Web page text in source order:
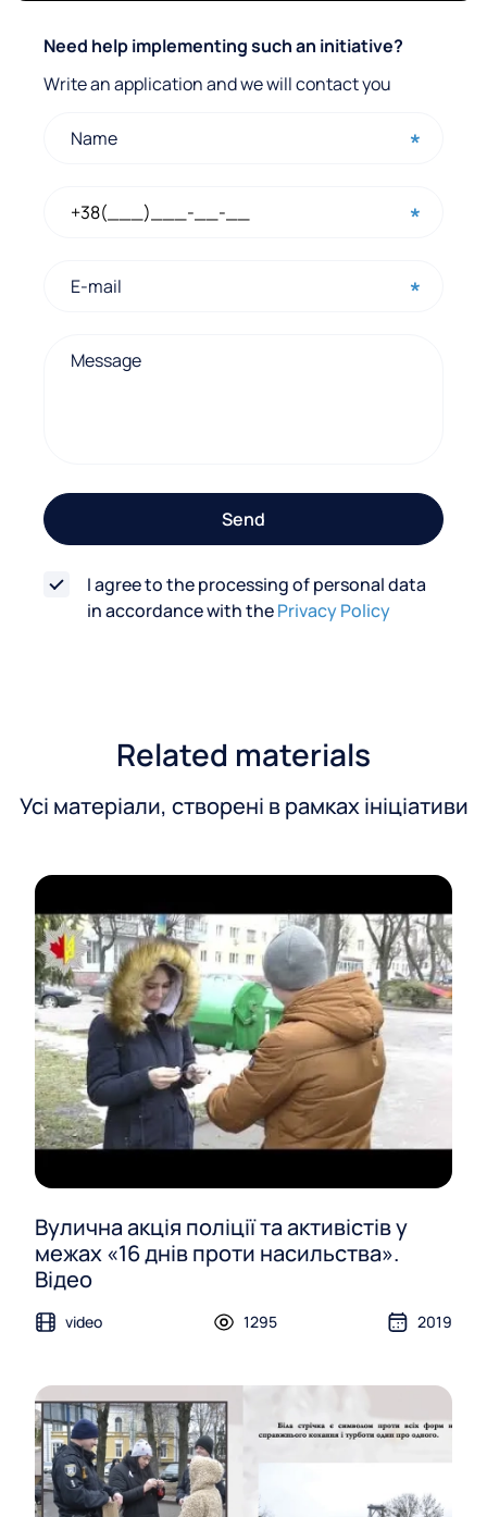
Q
u
o
m
Need help implementing such an initiative?
Write an application and we will contact you
Send
I agree to the processing of personal data
in accordance with thePrivacy Policy
Related materials
Усі матеріали, створені в рамках ініціативи
Вулична акція поліції та активістів у
межах «16 днів проти насильства».
Відео
video 1295 2019